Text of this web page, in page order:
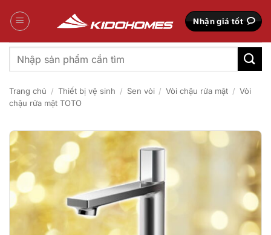
qua
Nhận giá tốt
Tìm
kiếm:
Trang chủ / Thiết bị vệ sinh / Sen vòi / Vòi chậu rửa mặt / Vòi
chậu rửa mặt TOTO